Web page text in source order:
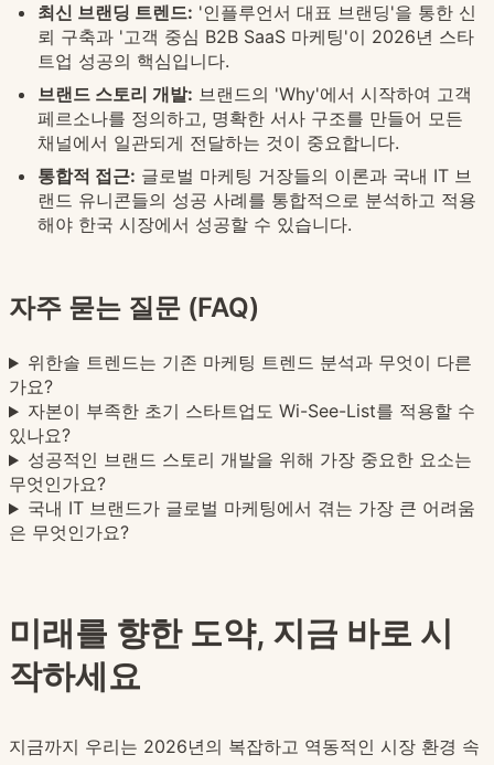
최신 브랜딩 트렌드: '인플루언서 대표 브랜딩'을 통한 신
뢰 구축과 '고객 중심 B2B SaaS 마케팅'이 2026년 스타
트업 성공의 핵심입니다.
브랜드 스토리 개발: 브랜드의 'Why'에서 시작하여 고객
페르소나를 정의하고, 명확한 서사 구조를 만들어 모든
채널에서 일관되게 전달하는 것이 중요합니다.
통합적 접근: 글로벌 마케팅 거장들의 이론과 국내 IT 브
랜드 유니콘들의 성공 사례를 통합적으로 분석하고 적용
해야 한국 시장에서 성공할 수 있습니다.
자주 묻는 질문 (FAQ)
위한솔 트렌드는 기존 마케팅 트렌드 분석과 무엇이 다른
가요?
자본이 부족한 초기 스타트업도 Wi-See-List를 적용할 수
있나요?
성공적인 브랜드 스토리 개발을 위해 가장 중요한 요소는
무엇인가요?
국내 IT 브랜드가 글로벌 마케팅에서 겪는 가장 큰 어려움
은 무엇인가요?
미래를 향한 도약, 지금 바로 시
작하세요
지금까지 우리는 2026년의 복잡하고 역동적인 시장 환경 속